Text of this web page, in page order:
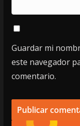
Guardar mi
este navegador
comentario.